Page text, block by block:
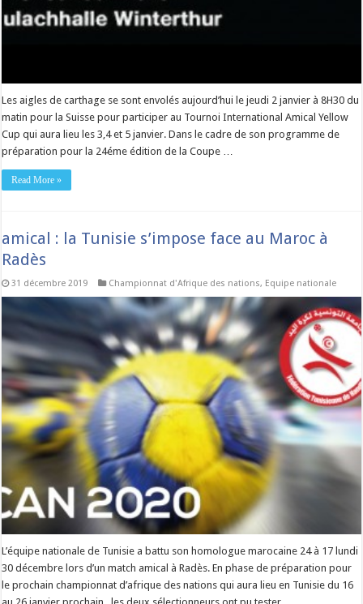
Les aigles de carthage se sont envolés aujourd’hui le jeudi 2 janvier à 8H30 du
matin pour la Suisse pour participer au Tournoi International Amical Yellow
Cup qui aura lieu les 3,4 et 5 janvier. Dans le cadre de son programme de
préparation pour la 24éme édition de la Coupe …
Read More »
amical : la Tunisie s’impose face au Maroc à
Radès
31 décembre 2019 Championnat d'Afrique des nations, Equipe nationale
L’équipe nationale de Tunisie a battu son homologue marocaine 24 à 17 lundi
30 décembre lors d’un match amical à Radès. En phase de préparation pour
le prochain championnat d’afrique des nations qui aura lieu en Tunisie du 16